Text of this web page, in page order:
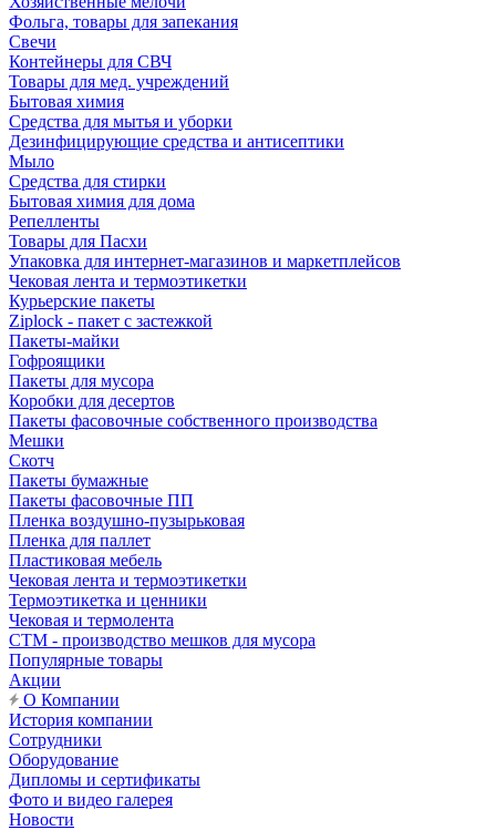
Фольга, товары для запекания
Свечи
Контейнеры для СВЧ
Товары для мед. учреждений
Бытовая химия
Средства для мытья и уборки
Дезинфицирующие средства и антисептики
Мыло
Средства для стирки
Бытовая химия для дома
Репелленты
Товары для Пасхи
Упаковка для интернет-магазинов и маркетплейсов
Чековая лента и термоэтикетки
Курьерские пакеты
Ziplock - пакет с застежкой
Пакеты-майки
Гофроящики
Пакеты для мусора
Коробки для десертов
Пакеты фасовочные собственного производства
Мешки
Скотч
Пакеты бумажные
Пакеты фасовочные ПП
Пленка воздушно-пузырьковая
Пленка для паллет
Пластиковая мебель
Чековая лента и термоэтикетки
Термоэтикетка и ценники
Чековая и термолента
СТМ - производство мешков для мусора
Популярные товары
Акции
О Компании
История компании
Сотрудники
Оборудование
Дипломы и сертификаты
Фото и видео галерея
Новости